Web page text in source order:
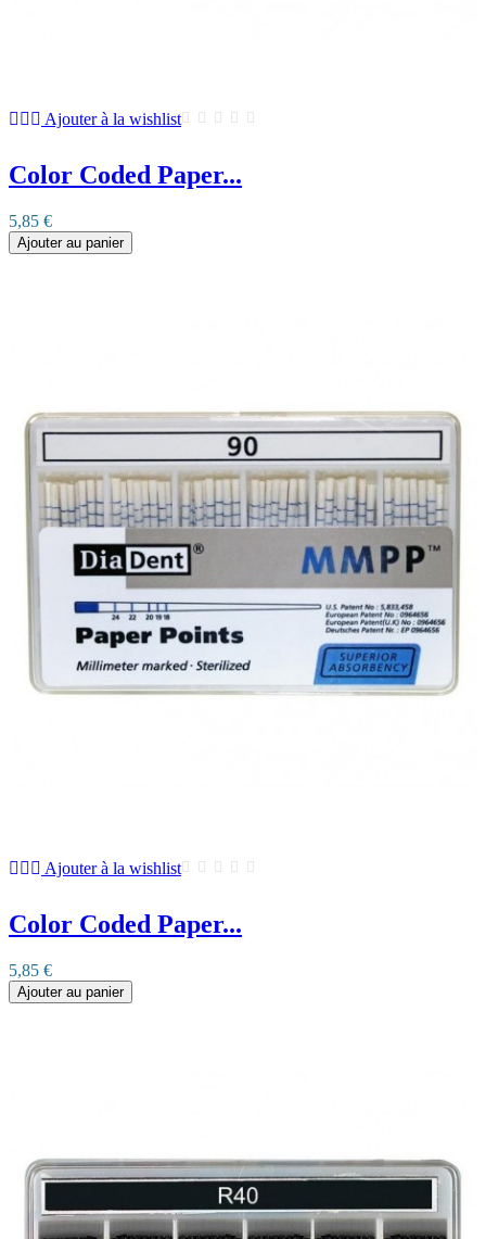
Ajouter à la wishlist
Color Coded Paper...
5,85 €
Ajouter au panier
Ajouter à la wishlist
Color Coded Paper...
5,85 €
Ajouter au panier